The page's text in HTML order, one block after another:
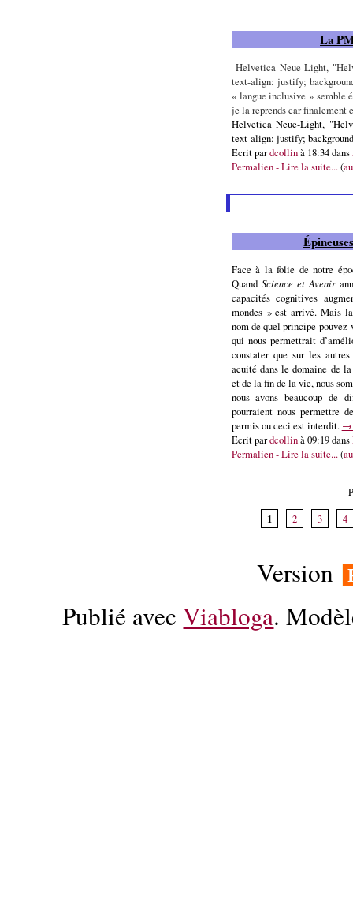
La
Helvetica Neue-Light,
text-align: justify;
« langue inclusive » semble
je la reprends car finalement
Helvetica Neue-Light,
text-align: justify;
Ecrit pardcollinà 18:34 dans
Permalien - Lire la suite...(
Face à la folie de notre
Quand Science et Avenir
capacités cognitives
mondes » est arrivé. Mais
nom de quel principe
qui nous permettrait
constater que sur les
acuité dans le domaine de
et de la fin de la vie, nous
nous avons beaucoup de
pourraient nous permettre
permis ou ceci est interdit. →
Ecrit pardcollinà 09:19 dans
Permalien - Lire la suite...(
1
2 3 4
Version
Publié avecViabloga.